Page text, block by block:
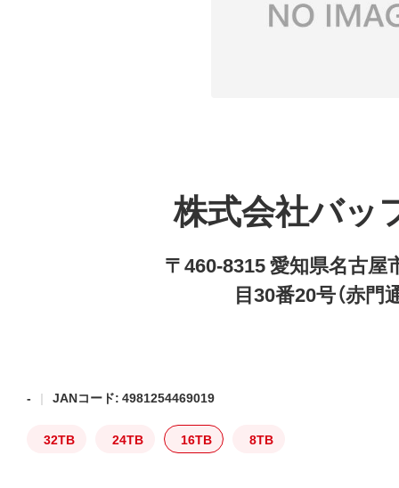
株式会社バッ
〒460-8315 愛知県名古屋
目30番20号（赤門
- JANコード: 4981254469019
32TB 24TB 16TB 8TB